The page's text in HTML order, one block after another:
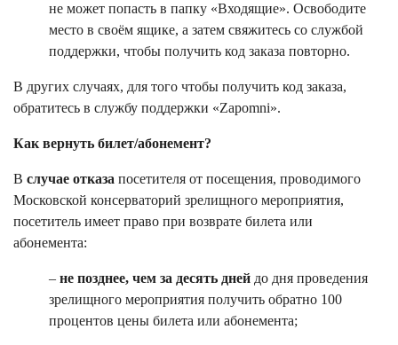
не может попасть в папку «Входящие». Освободите
место в своём ящике, а затем свяжитесь со службой
поддержки, чтобы получить код заказа повторно.
В других случаях, для того чтобы получить код заказа,
обратитесь в службу поддержки «Zapomni».
Как вернуть билет/абонемент?
В случае отказа посетителя от посещения, проводимого
Московской консерваторий зрелищного мероприятия,
посетитель имеет право при возврате билета или
абонемента:
– не позднее, чем за десять дней до дня проведения
зрелищного мероприятия получить обратно 100
процентов цены билета или абонемента;